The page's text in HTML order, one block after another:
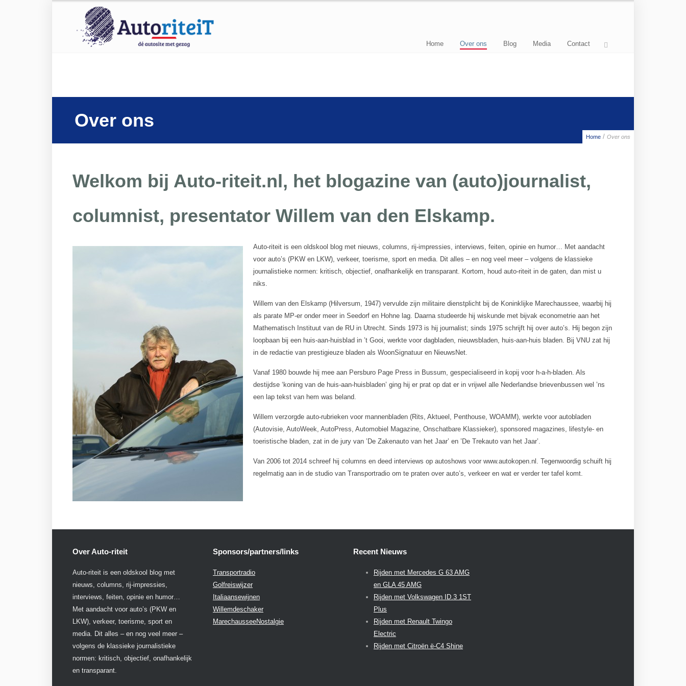
Home Over ons Blog Media Contact
Home / Over ons
Over ons
Welkom bij Auto-riteit.nl, het blogazine van (auto)journalist,
columnist, presentator Willem van den Elskamp.
Auto-riteit is een oldskool blog met nieuws, columns, rij-impressies, interviews, feiten, opinie en humor… Met aandacht
voor auto’s (PKW en LKW), verkeer, toerisme, sport en media. Dit alles – en nog veel meer – volgens de klassieke
journalistieke normen: kritisch, objectief, onafhankelijk en transparant. Kortom, houd auto-riteit in de gaten, dan mist u
niks.
Willem van den Elskamp (Hilversum, 1947) vervulde zijn militaire dienstplicht bij de Koninklijke Marechaussee, waarbij hij
als parate MP-er onder meer in Seedorf en Hohne lag. Daarna studeerde hij wiskunde met bijvak econometrie aan het
Mathematisch Instituut van de RU in Utrecht. Sinds 1973 is hij journalist; sinds 1975 schrijft hij over auto’s. Hij begon zijn
loopbaan bij een huis-aan-huisblad in ’t Gooi, werkte voor dagbladen, nieuwsbladen, huis-aan-huis bladen. Bij VNU zat hij
in de redactie van prestigieuze bladen als WoonSignatuur en NieuwsNet.
Vanaf 1980 bouwde hij mee aan Persburo Page Press in Bussum, gespecialiseerd in kopij voor h-a-h-bladen. Als
destijdse ‘koning van de huis-aan-huisbladen’ ging hij er prat op dat er in vrijwel alle Nederlandse brievenbussen wel ’ns
een lap tekst van hem was beland.
Willem verzorgde auto-rubrieken voor mannenbladen (Rits, Aktueel, Penthouse, WOAMM), werkte voor autobladen
(Autovisie, AutoWeek, AutoPress, Automobiel Magazine, Onschatbare Klassieker), sponsored magazines, lifestyle- en
toeristische bladen, zat in de jury van ’De Zakenauto van het Jaar’ en ’De Trekauto van het Jaar’.
Van 2006 tot 2014 schreef hij columns en deed interviews op autoshows voor www.autokopen.nl. Tegenwoordig schuift hij
regelmatig aan in de studio van Transportradio om te praten over auto’s, verkeer en wat er verder ter tafel komt.
Over Auto-riteit
Auto-riteit is een oldskool blog met
nieuws, columns, rij-impressies,
interviews, feiten, opinie en humor…
Met aandacht voor auto’s (PKW en
LKW), verkeer, toerisme, sport en
media. Dit alles – en nog veel meer –
volgens de klassieke journalistieke
normen: kritisch, objectief, onafhankelijk
en transparant.
Sponsors/partners/links
Transportradio
Golfreiswijzer
Italiaansewijnen
Willemdeschaker
MarechausseeNostalgie
Recent Nieuws
Rijden met Mercedes G 63 AMG
en GLA 45 AMG
Rijden met Volkswagen ID.3 1ST
Plus
Rijden met Renault Twingo
Electric
Rijden met Citroën ë-C4 Shine